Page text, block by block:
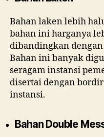
Bahan laken lebih
bahan ini harganya
dibandingkan
Bahan ini banyak
seragam instansi
disertai dengan
instansi.
Bahan Double